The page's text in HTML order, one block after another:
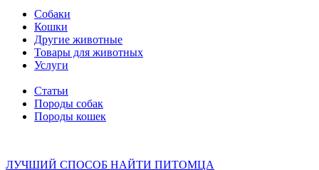
Собаки
Кошки
Другие животные
Товары для животных
Услуги
Статьи
Породы собак
Породы кошек
ЛУЧШИЙ СПОСОБ НАЙТИ ПИТОМЦА